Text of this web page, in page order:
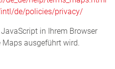
de/policies/privacy/
in Ihrem Browser
Maps ausgeführt wird.